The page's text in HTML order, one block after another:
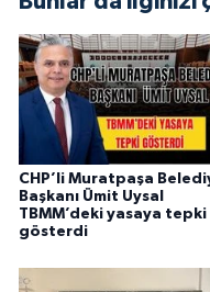
CHP’li Muratpaşa
Başkanı Ümit Uysal
TBMM’deki yasaya tepki
gösterdi